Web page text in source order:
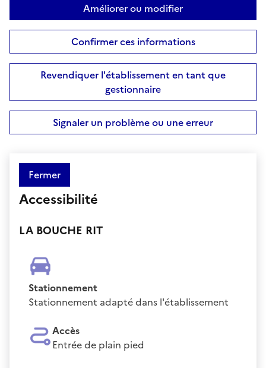
Améliorer ou modifier
Confirmer ces informations
Revendiquer l'établissement en tant que
gestionnaire
Signaler un problème ou une erreur
Fermer
Accessibilité
LA BOUCHE RIT
Stationnement
Stationnement adapté dans l'établissement
Accès
Entrée de plain pied